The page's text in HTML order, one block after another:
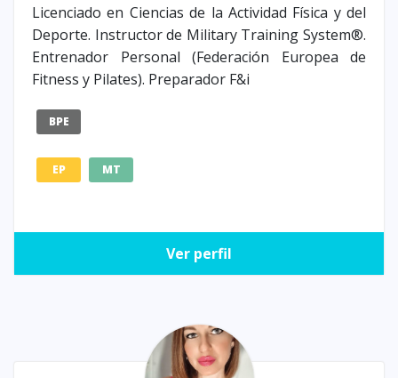
Licenciado en Ciencias de la Actividad Física y del
Deporte. Instructor de Military Training System®.
Entrenador Personal (Federación Europea de
Fitness y Pilates). Preparador F&i
BPE
EP MT
Ver perfil